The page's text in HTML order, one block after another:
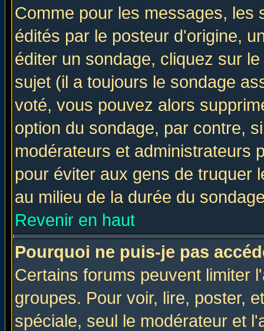
Comme pour les messages, les
édités par le posteur d'origine,
éditer un sondage, cliquez sur
sujet (il a toujours le sondage
voté, vous pouvez alors
option du sondage, par contre,
modérateurs et administrateurs
pour éviter aux gens de truquer
au milieu de la durée du
Revenir en haut
Pourquoi ne puis-je pas
Certains forums peuvent limiter
groupes. Pour voir, lire, poster,
spéciale, seul le modérateur et